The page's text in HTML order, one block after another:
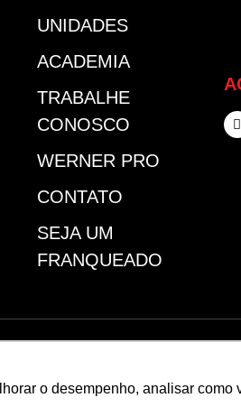
o desempenho, analisar
UNIDADES
ACADEMIA
TRABALHE
CONOSCO
WERNER PRO
CONTATO
SEJA UM
FRANQUEADO